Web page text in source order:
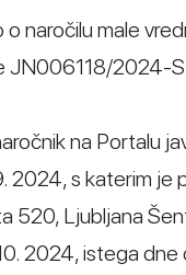
naročilu male
JN006118/2024-
na Portalu
2024, s katerim je
520, Ljubljana
2024, istega dne